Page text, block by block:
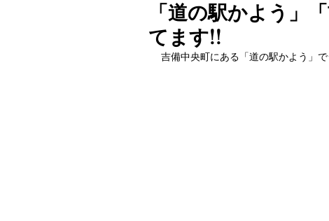
「道の駅かよう」
てます!!
吉備中央町にある「道の駅かよう」